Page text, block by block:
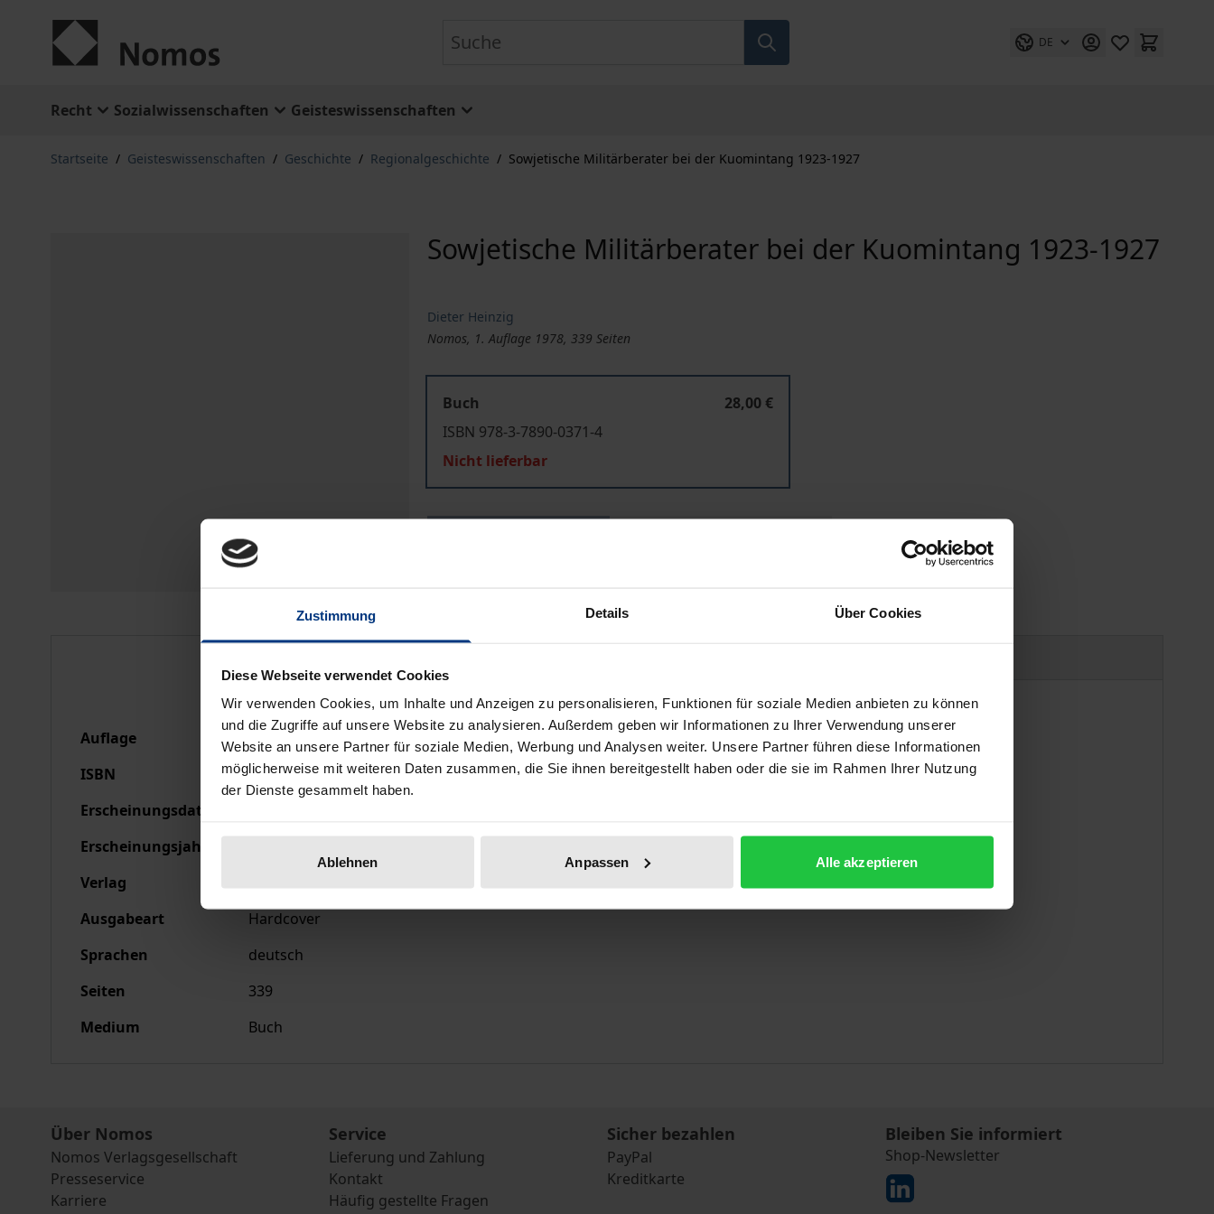
Zustimmung Details Über Cookies
Diese Webseite verwendet Cookies
Wir verwenden Cookies, um Inhalte und Anzeigen zu personalisieren, Funktionen für soziale Medien anbieten zu können
und die Zugriffe auf unsere Website zu analysieren. Außerdem geben wir Informationen zu Ihrer Verwendung unserer
Website an unsere Partner für soziale Medien, Werbung und Analysen weiter. Unsere Partner führen diese Informationen
möglicherweise mit weiteren Daten zusammen, die Sie ihnen bereitgestellt haben oder die sie im Rahmen Ihrer Nutzung
der Dienste gesammelt haben.
Ablehnen Anpassen Alle akzeptieren
DE
Recht Sozialwissenschaften Geisteswissenschaften
Startseite / Geisteswissenschaften / Geschichte / Regionalgeschichte / Sowjetische Militärberater bei der Kuomintang 1923-1927
Sowjetische Militärberater bei der Kuomintang 1923-1927
Dieter Heinzig
Nomos, 1. Auflage 1978, 339 Seiten
Buch
28,00 €
ISBN 978-3-7890-0371-4
Nicht lieferbar
Auflage
ISBN
978-3-7890-0371-4
Erscheinungsdatum
Erscheinungsjahr
Verlag
Ausgabeart
Hardcover
Sprachen
deutsch
Seiten
339
Medium
Buch
Über Nomos
Nomos Verlagsgesellschaft
Presseservice
Karriere
Service
Lieferung und Zahlung
Kontakt
Häufig gestellte Fragen
Sicher bezahlen
PayPal
Kreditkarte
Bleiben Sie informiert
Shop-Newsletter